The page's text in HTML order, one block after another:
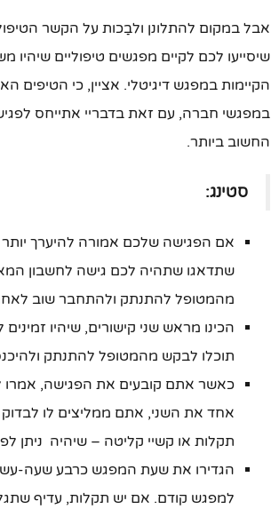
אבל במקום להתלונן ולבַכות על הקשר
שיסייעו לכם לקיים מפגשים טיפוליים
הקיימות במפגש דיגיטלי. אציין, כי הטיפים
במפגשי חברה, עם זאת בדבריי אתייחס
החשוב ביותר.
סטינג:
שתדאגו שתהיה לכם גישה לחשבון
מהמטופל להתנתק ולהתחבר שוב לאחר 40
הכינו מראש שני קישורים, שיהיו
תוכלו לבקש מהמטופל להתנתק
כאשר אתם קובעים את הפגישה, אמרו
אחד את השני, אתם ממליצים לו
תקלות או קשיי קליטה – שיהיה ניתן
הגדירו את שעת המפגש כרבע שעה-
למפגש קודם. אם יש תקלות, עדיף